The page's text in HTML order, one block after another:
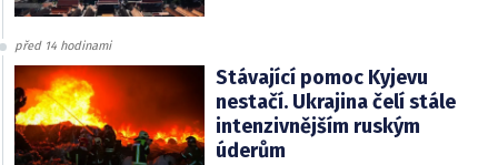
před 14 hodinami
Stávající pomoc Kyjevu
nestačí. Ukrajina čelí stále
intenzivnějším ruským
úderům